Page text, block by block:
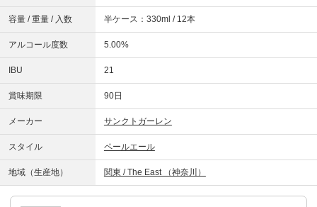
容量 / 重量 / 入数 半ケース：330ml / 12本
アルコール度数 5.00%
IBU 21
賞味期限 90日
メーカー サンクトガーレン
スタイル ペールエール
地域（生産地） 関東 / The East （神奈川）